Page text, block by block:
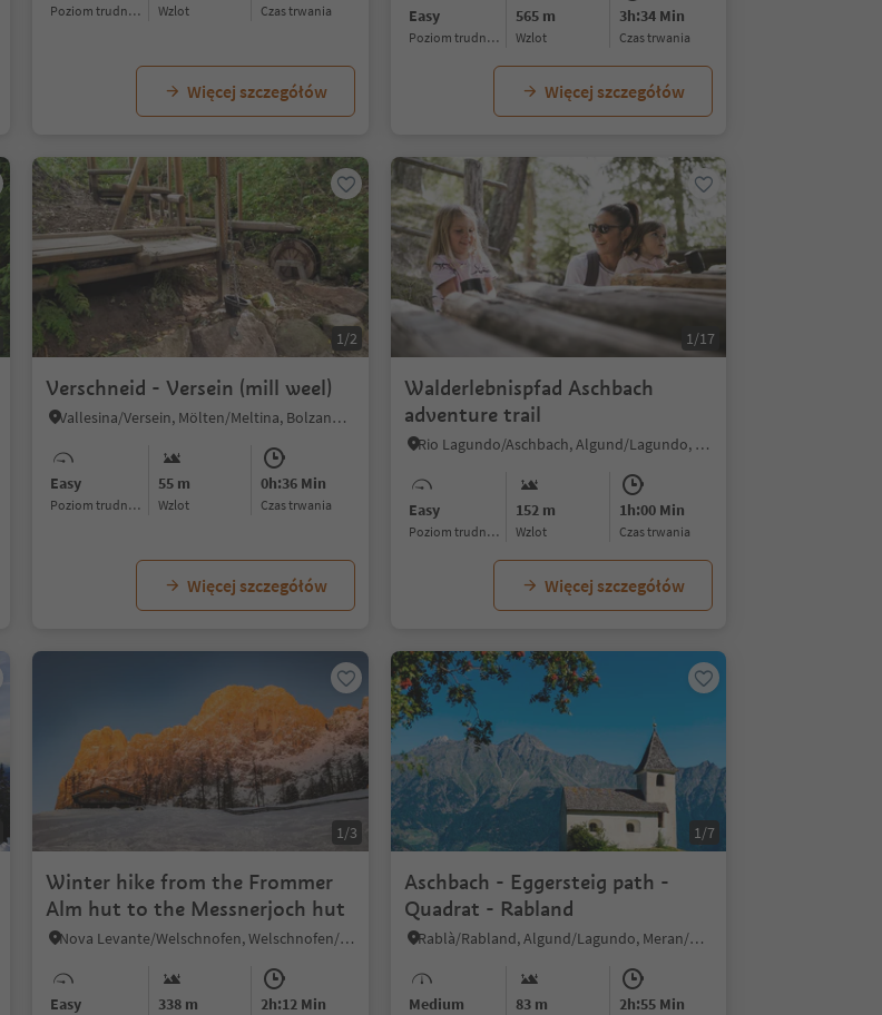
Poziom trudności Wzlot czas trwania
Więcej szczegółów
Easy
Poziom trudności
565 m
Wzlot
3h:34 Min
czas trwania
Więcej szczegółów
1/2
Verschneid - Versein (mill weel)
Vallesina/Versein, Mölten/Meltina, Bolzano/Bozen and environs
Easy
Poziom trudności
55 m
Wzlot
0h:36 Min
czas trwania
Więcej szczegółów
1/17
Walderlebnispfad Aschbach
adventure trail
Rio Lagundo/Aschbach, Algund/Lagundo, Meran/Merano and environs
Easy
Poziom trudności
152 m
Wzlot
1h:00 Min
czas trwania
Więcej szczegółów
1/3
Winter hike from the Frommer
Alm hut to the Messnerjoch hut
Nova Levante/Welschnofen, Welschnofen/Nova Levante, Dolomites Region Eggental
Easy 338 m 2h:12 Min
1/7
Aschbach - Eggersteig path -
Quadrat - Rabland
Rablà/Rabland, Algund/Lagundo, Meran/Merano and environs
Medium 83 m 2h:55 Min